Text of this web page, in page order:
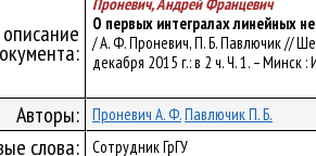
О первых интегралах линейных
/ А. Ф. Проневич, П. Б. Павлючик //
декабря 2015 г.: в 2 ч. Ч. 1. –
Авторы: Проневич А. Ф.Павлючик П. Б.
слова: Сотрудник ГрГУ